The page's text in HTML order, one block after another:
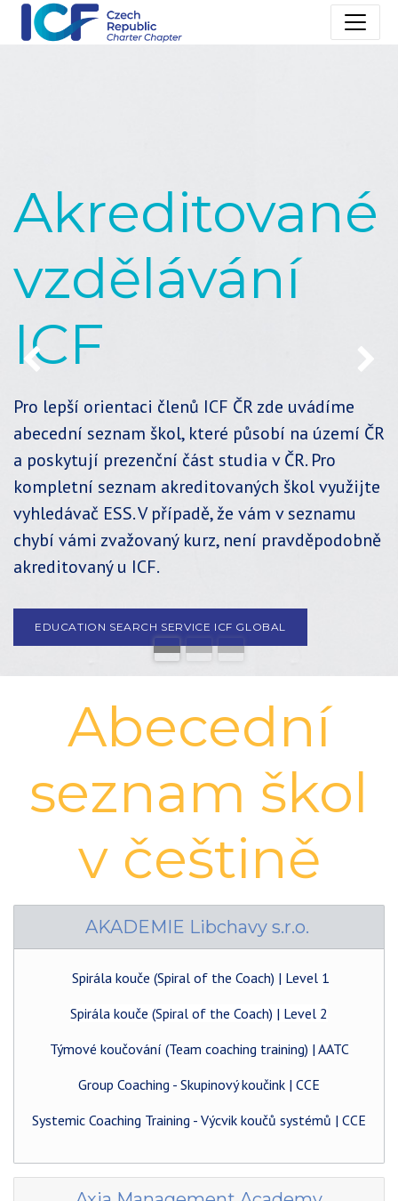
Akreditované
vzdělávání
ICF
Pro lepší orientaci členů ICF ČR zde uvádíme
abecední seznam škol, které působí na území ČR
a poskytují prezenční část studia v ČR. Pro
kompletní seznam akreditovaných škol využijte
vyhledávač ESS. V případě, že vám v seznamu
chybí vámi zvažovaný kurz, není pravděpodobně
akreditovaný u ICF.
EDUCATION SEARCH SERVICE ICF GLOBAL
Předchozí
Abecední
seznam škol
v češtině
AKADEMIE Libchavy s.r.o.
Spirála kouče (Spiral of the Coach) | Level 1
Spirála kouče (Spiral of the Coach) | Level 2
Týmové koučování (Team coaching training) | AATC
Group Coaching - Skupinový koučink | CCE
Systemic Coaching Training - Výcvik koučů systémů | CCE